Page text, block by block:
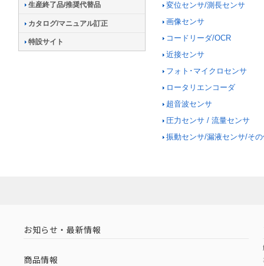
変位センサ/測長センサ
画像センサ
コードリーダ/OCR
近接センサ
フォト･マイクロセンサ
ロータリエンコーダ
超音波センサ
圧力センサ / 流量センサ
振動センサ/漏液センサ/そ
生産終了品/推奨代替品
カタログ/マニュアル訂正
特設サイト
お知らせ・最新情報
商品情報